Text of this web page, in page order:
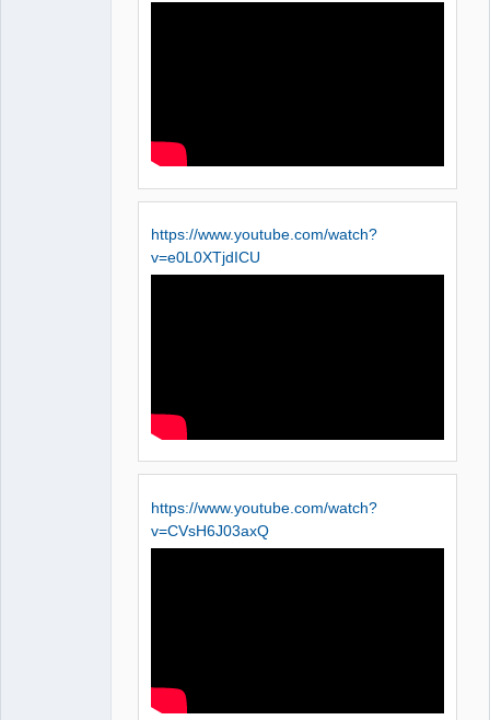
https://www.youtube.com/watch?
v=e0L0XTjdICU
https://www.youtube.com/watch?
v=CVsH6J03axQ